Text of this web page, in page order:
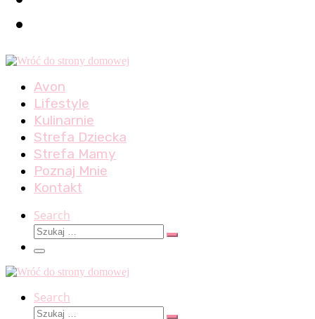
Avon
Lifestyle
Kulinarnie
Strefa Dziecka
Strefa Mamy
Poznaj Mnie
Kontakt
Search
Szukaj
Szukaj
Menu
Search
Szukaj